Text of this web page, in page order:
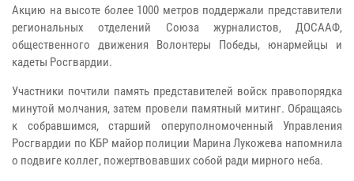
Акцию на высоте более 1000 метров поддержали представители
региональных отделений Союза журналистов, ДОСААФ,
общественного движения Волонтеры Победы, юнармейцы и
кадеты Росгвардии.
Участники почтили память представителей войск правопорядка
минутой молчания, затем провели памятный митинг. Обращаясь
к собравшимся, старший оперуполномоченный Управления
Росгвардии по КБР майор полиции Марина Лукожева напомнила
о подвиге коллег, пожертвовавших собой ради мирного неба.